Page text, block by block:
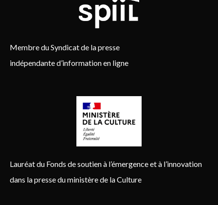
Membre du Syndicat de la presse
indépendante d’information en ligne
Lauréat du Fonds de soutien à l’émergence et à l’innovation
dans la presse du ministère de la Culture